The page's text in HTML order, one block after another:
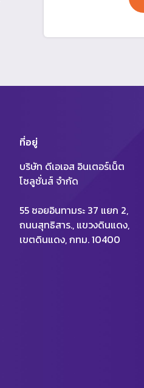
ที่อยู่
บริษัท ดีเอเอส อินเตอร์เน็ต
โซลูชั่นส์ จำกัด
55 ซอยอินทามระ 37 แยก 2,
ถนนสุทธิสาร., แขวงดินแดง,
เขตดินแดง, กทม. 10400